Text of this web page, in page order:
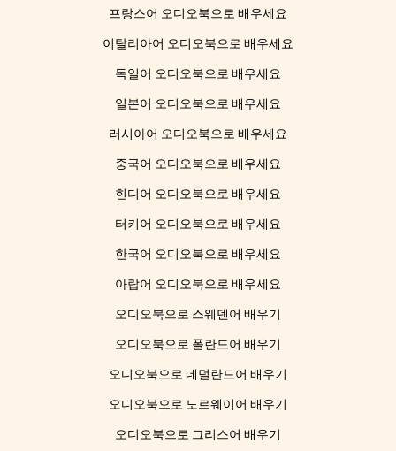
프랑스어 오디오북으로 배우세요
이탈리아어 오디오북으로 배우세요
독일어 오디오북으로 배우세요
일본어 오디오북으로 배우세요
러시아어 오디오북으로 배우세요
중국어 오디오북으로 배우세요
힌디어 오디오북으로 배우세요
터키어 오디오북으로 배우세요
한국어 오디오북으로 배우세요
아랍어 오디오북으로 배우세요
오디오북으로 스웨덴어 배우기
오디오북으로 폴란드어 배우기
오디오북으로 네덜란드어 배우기
오디오북으로 노르웨이어 배우기
오디오북으로 그리스어 배우기